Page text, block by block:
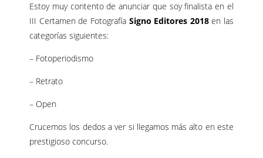
Estoy muy contento de anunciar que soy finalista en el
III Certamen de Fotografía Signo Editores 2018en las
categorías siguientes:
– Fotoperiodismo
– Retrato
– Open
Crucemos los dedos a ver si llegamos más alto en este
prestigioso concurso.